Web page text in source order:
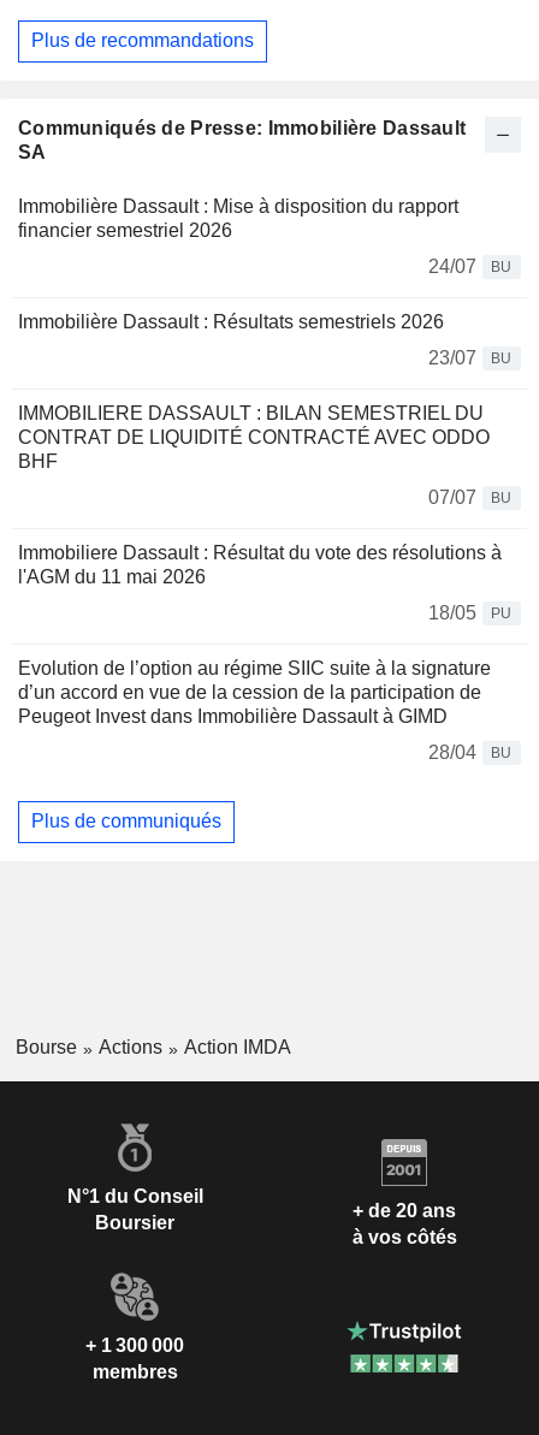
Plus de recommandations
Communiqués de Presse: Immobilière Dassault
SA
Immobilière Dassault : Mise à disposition du rapport
financier semestriel 2026
24/07
BU
Immobilière Dassault : Résultats semestriels 2026
23/07
BU
IMMOBILIERE DASSAULT : BILAN SEMESTRIEL DU
CONTRAT DE LIQUIDITÉ CONTRACTÉ AVEC ODDO
BHF
07/07
BU
Immobiliere Dassault : Résultat du vote des résolutions à
l'AGM du 11 mai 2026
18/05
PU
Evolution de l’option au régime SIIC suite à la signature
d’un accord en vue de la cession de la participation de
Peugeot Invest dans Immobilière Dassault à GIMD
28/04
BU
Plus de communiqués
Bourse Actions Action IMDA
N°1 du Conseil
Boursier
+ de 20 ans
à vos côtés
+ 1 300 000
membres